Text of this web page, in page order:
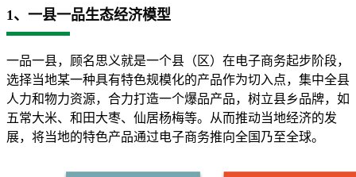
1、一县一品生态经济模型
一品一县，顾名思义就是一个县（区）在电子商务起步阶段，
选择当地某一种具有特色规模化的产品作为切入点，集中全县
人力和物力资源，合力打造一个爆品产品，树立县乡品牌，如
五常大米、和田大枣、仙居杨梅等。从而推动当地经济的发
展，将当地的特色产品通过电子商务推向全国乃至全球。